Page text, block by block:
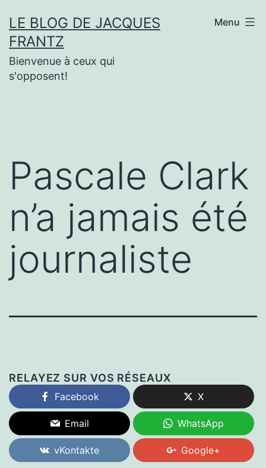
au
contenu
LE BLOG DE JACQUES
FRANTZ
Bienvenue à ceux qui
s'opposent!
Menu
Pascale Clark
n’a jamais été
journaliste
RELAYEZ SUR VOS RÉSEAUX
Facebook X
Email WhatsApp
vKontakte Google+